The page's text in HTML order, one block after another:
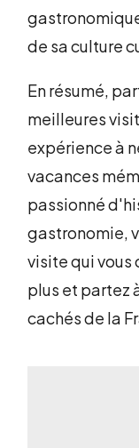
de sa culture
En résumé,
meilleures
expérience à
vacances
passionné
gastronomie,
visite qui vous
plus et partez
cachés de la